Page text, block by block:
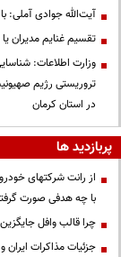
آیت‌الله جوادی آملی:
تقسیم غنایم مدیران
در استان کرمان
پربازدید ها
از رانت‌ شرکتهای
با چه هدفی صورت
چرا قالب وافل
جزئیات مذاکرات ایران